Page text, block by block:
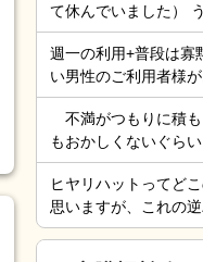
ね。 一番辛いのは、
している時だったの
思う。 それにしても
だから楽しそうです。
そこ楽しくやってい
悔はしていませんが
ないのは確かですね
です、では仕事行き
て休んでいました） うまく動けるかな
ぁ～ 行くしかないか
けど不安！
週一の利用+普段は寡
い男性のご利用者様
に”いってらっしゃい
ら”一緒に行く？！？
そういう想像を上回
からこの仕事って楽
だ入って4ヶ月弱しか
不満がつもりに積
もおかしくないぐらい
さん休めれてますか?
ヒヤリハットってど
思いますが、これの逆
したらケアが上手く
式）ってないですよ